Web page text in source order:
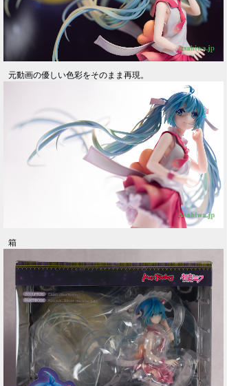
元動画の優しい色彩をそのまま再現。
箱